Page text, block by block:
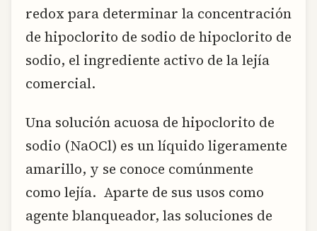
redox para determinar la concentración
de hipoclorito de sodio de hipoclorito de
sodio, el ingrediente activo de la lejía
comercial.
Una solución acuosa de hipoclorito de
sodio (NaOCl) es un líquido ligeramente
amarillo, y se conoce comúnmente
como lejía. Aparte de sus usos como
agente blanqueador, las soluciones de